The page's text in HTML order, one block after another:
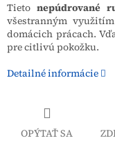
Tieto nepúdrované
všestranným
domácich prácach.
pre citlivú pokožku.
Detailné informácie
OPÝTAŤ SA